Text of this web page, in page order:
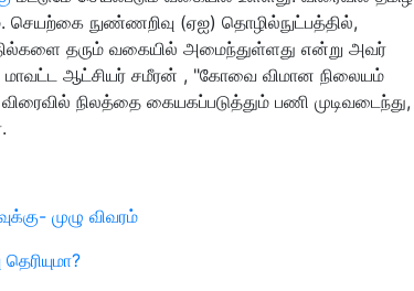
செயற்கை நுண்ணறிவு (ஏஐ) தொழில்நுட்பத்தில்,
தரும் வகையில் அமைந்துள்ளது என்று அவர்
ஆட்சியர் சமீரன் , "கோவை விமான நிலையம்
நிலத்தை கையகப்படுத்தும் பணி முடிவடைந்து,
முழு விவரம்